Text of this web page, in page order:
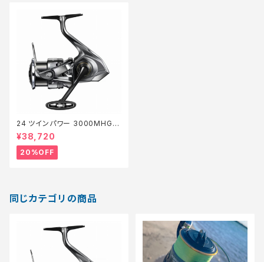
24 ツインパワー 3000MHG
【特価リール】【20】
¥38,720
20%OFF
同じカテゴリの商品